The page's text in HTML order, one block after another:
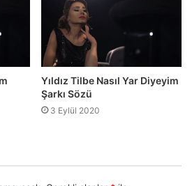
Yıldız Tilbe Nasıl Yar Diyeyim
Şarkı Sözü
3 Eylül 2020